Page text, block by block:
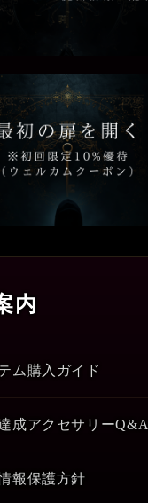
内
ム購入ガイド
成アクセサリーQ&A
報保護方針